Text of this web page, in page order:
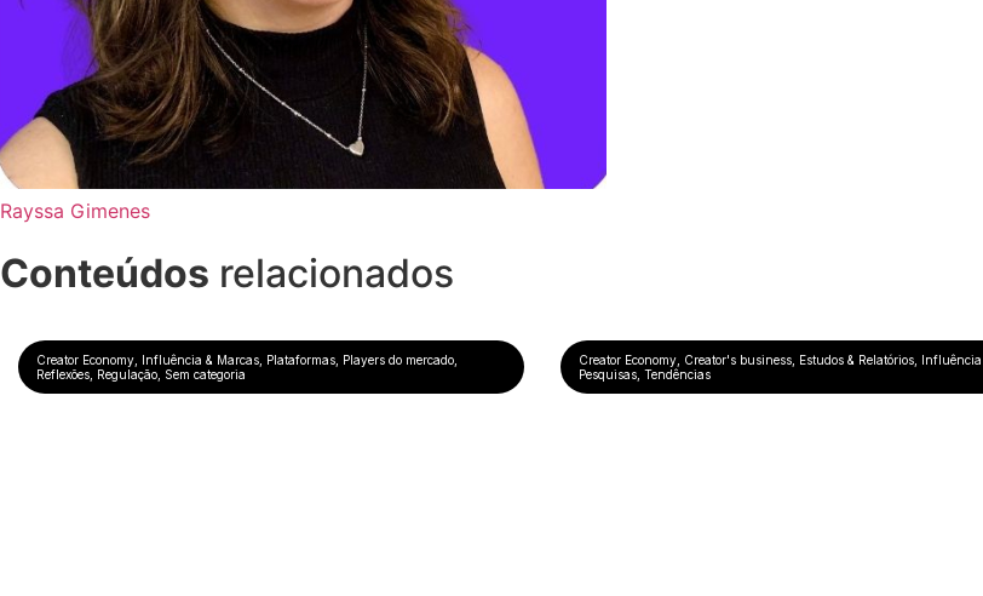
Rayssa Gimenes
Conteúdos relacionados
Creator Economy Influência & Marcas Plataformas Players do mercado
Reflexões Regulação Sem categoria
Creator Economy Creator's business Estudos & Relatórios Influência
Pesquisas Tendências